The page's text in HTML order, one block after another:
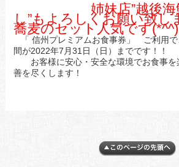
姉妹店”越後海
し”もよろしくお願い致し
蕎麦のセット人気です
「 信州プレミアムお食事券」 ご利用
間が2022年7月31日（日）までです！！
お客様に安心・安全な環境でお食事を
善を尽くします！